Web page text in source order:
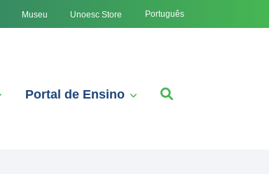
Museu Unoesc Store Português
Portal de Ensino